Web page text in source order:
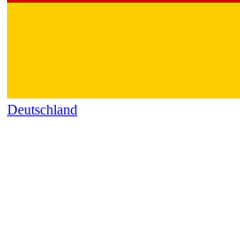
Deutschland